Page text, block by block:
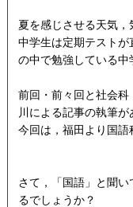
夏を感じさせる天気，
中学生は定期テストが
の中で勉強している中
前回・前々回と社会
川による記事の執筆が
今回は，福田より国語
さて，「国語」と聞
るでしょうか？